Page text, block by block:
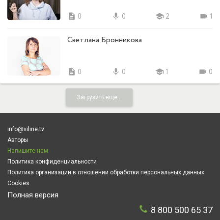
description 0 mic 0 school 2 videocam 1
Светлана Бронникова
description 0 mic 0 school 1 videocam 0
Загрузить еще...
info@viline.tv
Авторы
Напишите нам
Политика конфиденциальности
Политика организации в отношении обработки персональных данных
Cookies
Полная версия
8 800 500 65 37